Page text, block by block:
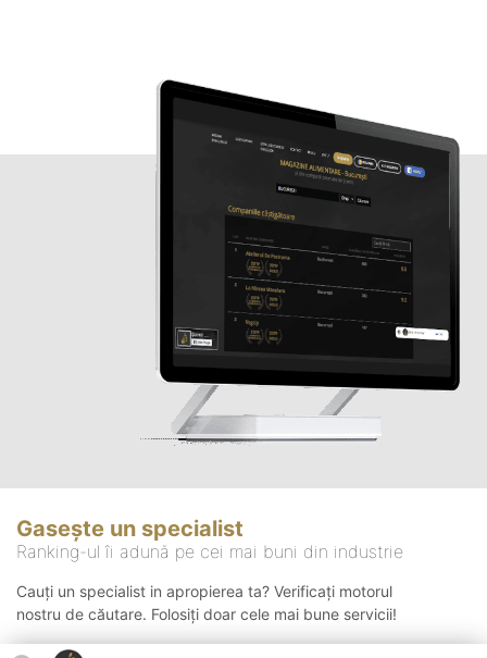
Gasește un specialist
Ranking-ul îi adună pe cei mai buni din industrie
Cauți un specialist in apropierea ta? Verificați motorul
nostru de căutare. Folosiți doar cele mai bune servicii!